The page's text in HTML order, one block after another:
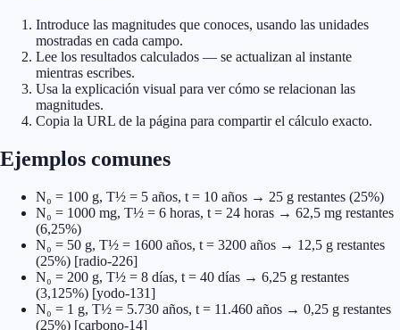
Introduce las magnitudes que conoces, usando las unidades
mostradas en cada campo.
Lee los resultados calculados — se actualizan al instante
mientras escribes.
Usa la explicación visual para ver cómo se relacionan las
magnitudes.
Copia la URL de la página para compartir el cálculo exacto.
Ejemplos comunes
N₀ = 100 g, T½ = 5 años, t = 10 años → 25 g restantes (25%)
N₀ = 1000 mg, T½ = 6 horas, t = 24 horas → 62,5 mg restantes
(6,25%)
N₀ = 50 g, T½ = 1600 años, t = 3200 años → 12,5 g restantes
(25%) [radio-226]
N₀ = 200 g, T½ = 8 días, t = 40 días → 6,25 g restantes
(3,125%) [yodo-131]
N₀ = 1 g, T½ = 5.730 años, t = 11.460 años → 0,25 g restantes
(25%) [carbono-14]